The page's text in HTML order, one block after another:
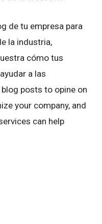
de tu empresa para
la industria,
cómo tus
a las
blog posts to opine on
your company, and
can help